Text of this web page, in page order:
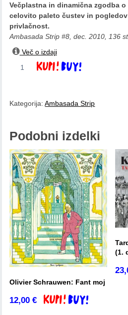
Večplastna in dinamična zgodba
celovito paleto čustev in
privlačnost.
Ambasada Strip #8, dec. 2010, 136
Več o izdaji
v
Dodaj v košarico
Kategorija:Ambasada Strip
Podobni izdelki
Olivier Schrauwen: Fant moj
12,00€ Dodaj v košarico
(1.